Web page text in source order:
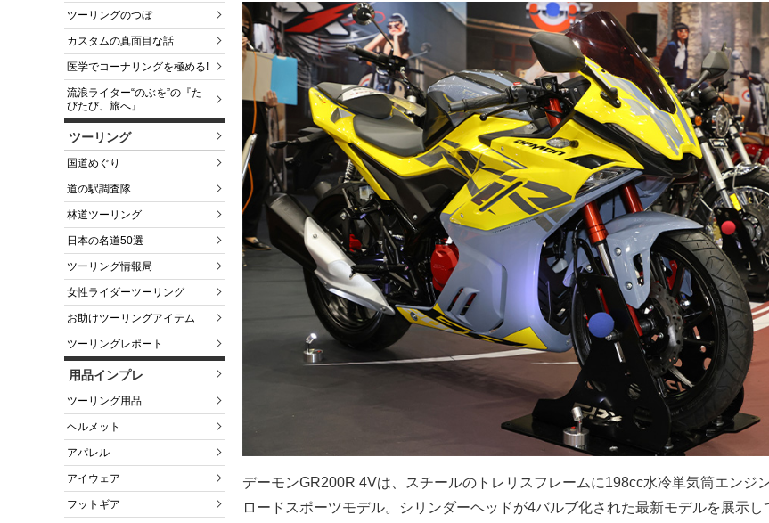
ツーリングのつぼ
カスタムの真面目な話
医学でコーナリングを極める!
流浪ライター“のぶを”の『た
びたび、旅へ』
ツーリング
国道めぐり
道の駅調査隊
林道ツーリング
日本の名道50選
ツーリング情報局
女性ライダーツーリング
お助けツーリングアイテム
ツーリングレポート
用品インプレ
ツーリング用品
ヘルメット
アパレル
アイウェア
フットギア
デーモンGR200R 4Vは、スチールのトレリスフレームに198cc水冷単気筒エンジ
ロードスポーツモデル。シリンダーヘッドが4バルブ化された最新モデルを展示し